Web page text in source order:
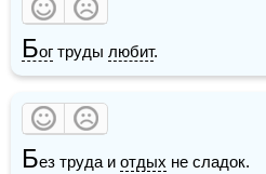
Бог труды любит.
Без труда и отдых не сладок.